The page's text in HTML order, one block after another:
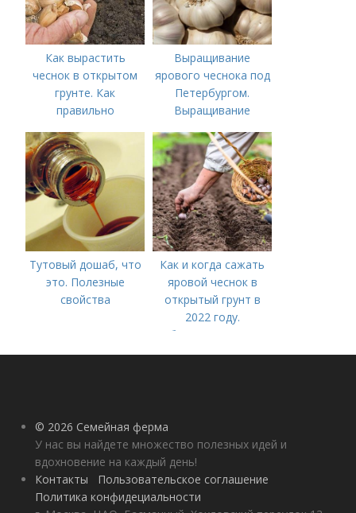
Как вырастить
чеснок в открытом
грунте. Как
правильно
открытом грунте
Выращивание
ярового чеснока под
Петербургом.
Выращивание
важных моментов
Тутовый дошаб, что
это. Полезные
свойства
Как и когда сажать
яровой чеснок в
открытый грунт в
2022 году.
Добавление статьи в
новую подборку
© 2026 Семейная ферма
У нас вы найдете множество полезных идей и
вдохновение на каждый день!
Контакты
Пользовательское соглашение
Политика конфидециальности